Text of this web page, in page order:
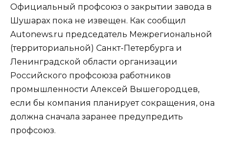
Официальный профсоюз о закрытии завода в
Шушарах пока не извещен. Как сообщил
Autonews.ru председатель Межрегиональной
(территориальной) Санкт-Петербурга и
Ленинградской области организации
Российского профсоюза работников
промышленности Алексей Вышегородцев,
если бы компания планирует сокращения, она
должна сначала заранее предупредить
профсоюз.